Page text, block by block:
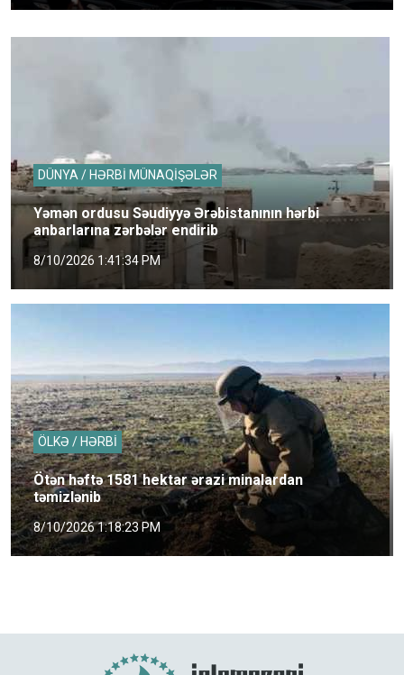
DÜNYA / HƏRBİ MÜNAQİŞƏLƏR
Yəmən ordusu Səudiyyə Ərəbistanının hərbi
anbarlarına zərbələr endirib
8/10/2026 1:41:34 PM
ÖLKƏ / HƏRBİ
Ötən həftə 1581 hektar ərazi minalardan
təmizlənib
8/10/2026 1:18:23 PM